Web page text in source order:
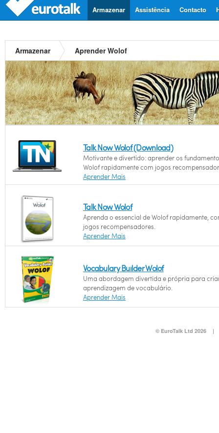
Contacto
Assistência
Armazenar
Armazenar Aprender Wolof
Talk Now Wolof (Download)
Motivante e divertido: aprender os
Wolof rapidamente com jogos
Aprender Mais
Talk Now Wolof
Aprenda o essencial de Wolof rapidamente,
jogos recompensadores.
Aprender Mais
Vocabulary Builder Wolof
Uma abordagem divertida e própria para
aprendizagem de vocabulário.
Aprender Mais
© EuroTalk Ltd 2026 |